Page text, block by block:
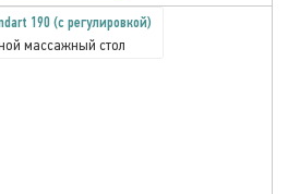
190 (с регулировкой)
массажный стол